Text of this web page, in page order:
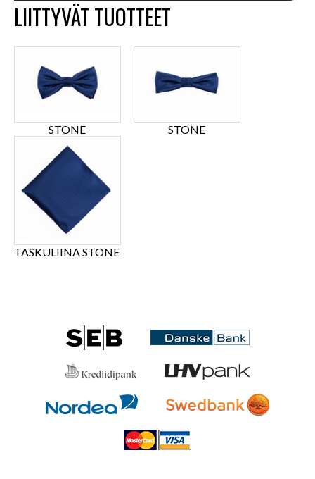
LIITTYVÄT TUOTTEET
STONE STONE
TASKULIINA STONE